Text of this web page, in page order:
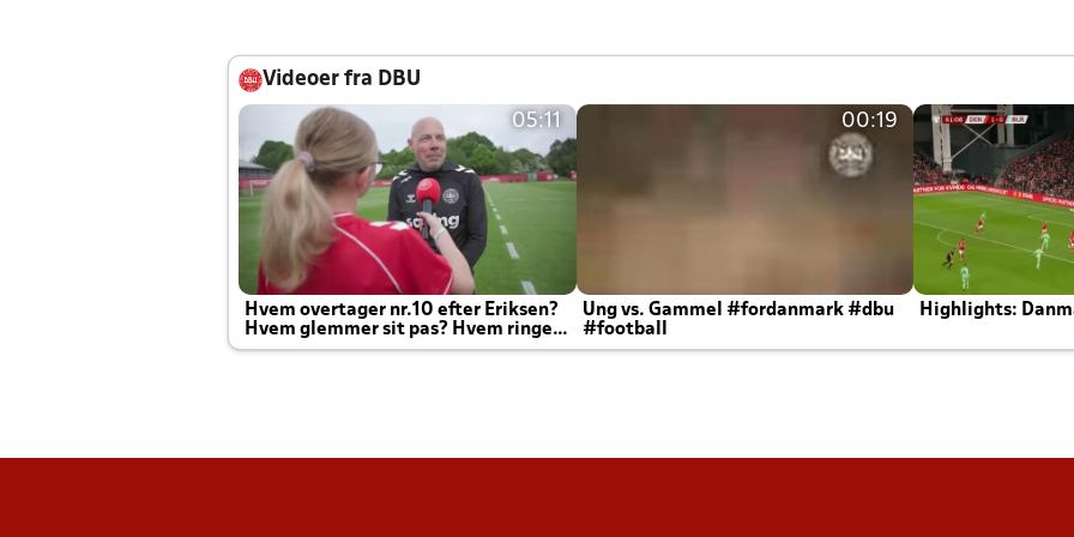
Videoer fra DBU
05:11
Hvem overtager nr.10 efter Eriksen?
Hvem glemmer sit pas? Hvem ringer
Joachim altid til efter kampe?
00:19
Ung vs. Gammel #fordanmark #dbu
#football
Highlights: